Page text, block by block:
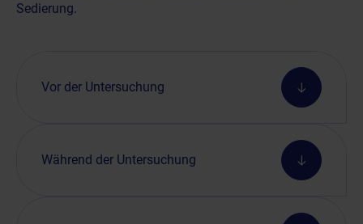
Sedierung.
Vor der Untersuchung
Während der Untersuchung